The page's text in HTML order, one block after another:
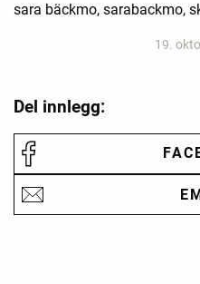
sara bäckmo, sarabackmo,
19.
Del innlegg: